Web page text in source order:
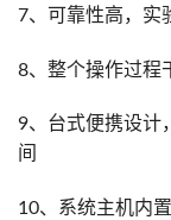
7、可靠性高，实
8、整个操作过程
9、台式便携设计
间
10、系统主机内